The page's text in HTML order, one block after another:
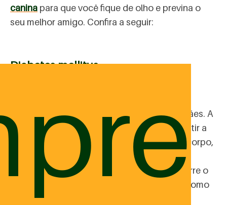
canina para que você fique de olho e previna o
seu melhor amigo. Confira a seguir:
Diabetes mellitus
insuficiente de insulina pelo pâncreas dos cães. A
insulina é o hormônio responsável por permitir a
entrada de glicose (açúcar) nas células do corpo,
para ser transformada em “energia” para o
organismo. Quando isso não acontece, ocorre o
acúmulo de glicose no sangue, conhecido como
hiperglicemia. Assim, o organismo tem a